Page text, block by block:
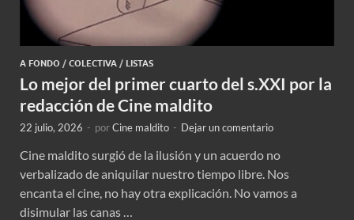
A FONDO / COLECTIVA / LISTAS
Lo mejor del primer cuarto del s.XXI por la
redacción de Cine maldito
22 julio, 2026 - porCine maldito - Dejar un comentario
Cine maldito surgió de la ilusión y un acuerdo no
verbalizado de aniquilar nuestro tiempo libre. Nos
encanta el cine, no hay otra explicación. No vamos a
disimular las canas …